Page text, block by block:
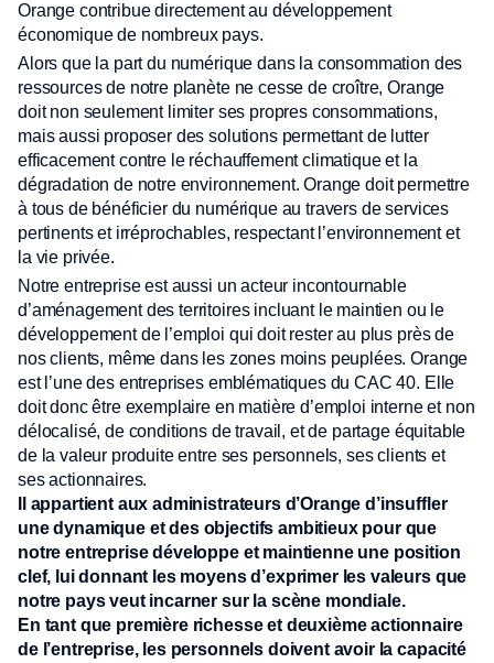
Orange contribue directement au développement
économique de nombreux pays.
Alors que la part du numérique dans la consommation des
ressources de notre planète ne cesse de croître, Orange
doit non seulement limiter ses propres consommations,
mais aussi proposer des solutions permettant de lutter
efficacement contre le réchauffement climatique et la
dégradation de notre environnement. Orange doit permettre
à tous de bénéficier du numérique au travers de services
pertinents et irréprochables, respectant l’environnement et
la vie privée.
Notre entreprise est aussi un acteur incontournable
d’aménagement des territoires incluant le maintien ou le
développement de l’emploi qui doit rester au plus près de
nos clients, même dans les zones moins peuplées. Orange
est l’une des entreprises emblématiques du CAC 40. Elle
doit donc être exemplaire en matière d’emploi interne et non
délocalisé, de conditions de travail, et de partage équitable
de la valeur produite entre ses personnels, ses clients et
ses actionnaires.
Il appartient aux administrateurs d’Orange d’insuffler
une dynamique et des objectifs ambitieux pour que
notre entreprise développe et maintienne une position
clef, lui donnant les moyens d’exprimer les valeurs que
notre pays veut incarner sur la scène mondiale.
En tant que première richesse et deuxième actionnaire
de l’entreprise, les personnels doivent avoir la capacité